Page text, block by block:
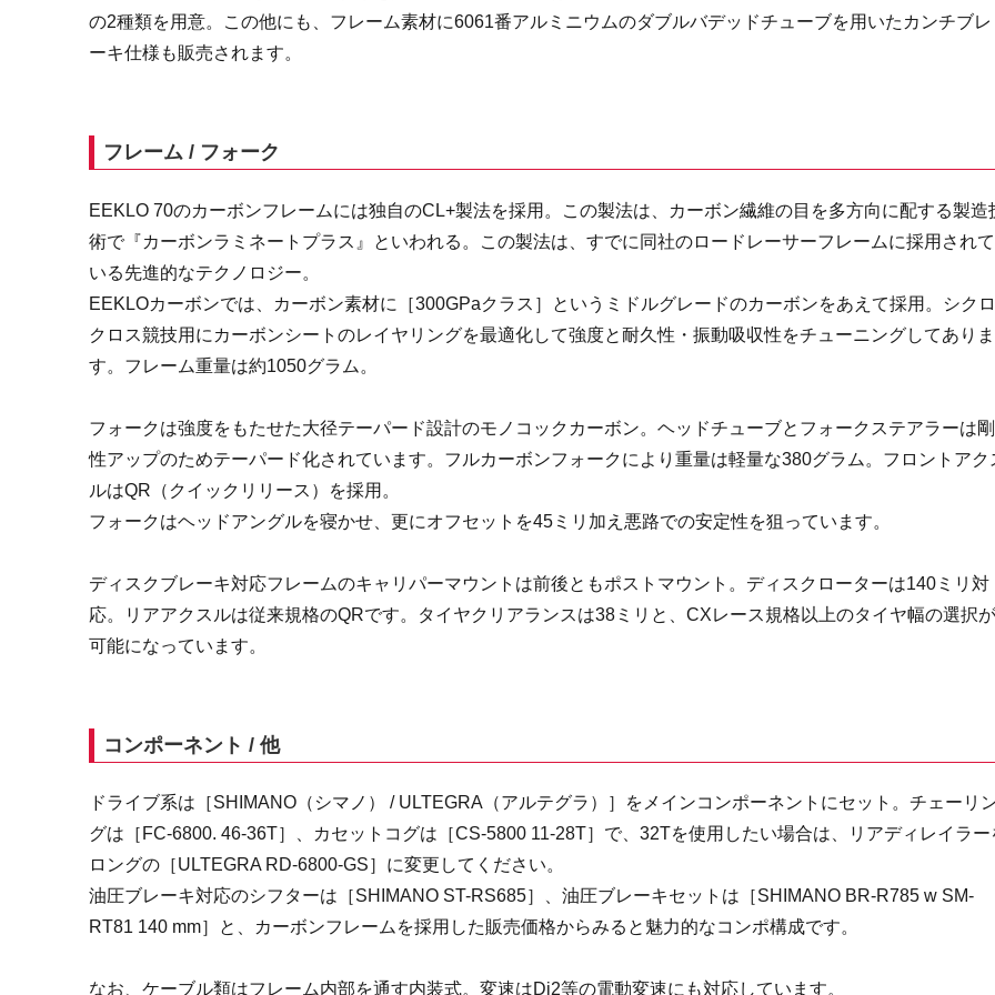
の2種類を用意。この他にも、フレーム素材に6061番アルミニウムのダブルバデッドチューブを用いたカンチブレ
ーキ仕様も販売されます。
フレーム / フォーク
EEKLO 70のカーボンフレームには独自のCL+製法を採用。この製法は、カーボン繊維の目を多方向に配する製造
術で『カーボンラミネートプラス』といわれる。この製法は、すでに同社のロードレーサーフレームに採用されて
いる先進的なテクノロジー。
EEKLOカーボンでは、カーボン素材に［300GPaクラス］というミドルグレードのカーボンをあえて採用。シクロ
クロス競技用にカーボンシートのレイヤリングを最適化して強度と耐久性・振動吸収性をチューニングしてありま
す。フレーム重量は約1050グラム。
フォークは強度をもたせた大径テーパード設計のモノコックカーボン。ヘッドチューブとフォークステアラーは剛
性アップのためテーパード化されています。フルカーボンフォークにより重量は軽量な380グラム。フロントアク
ルはQR（クイックリリース）を採用。
フォークはヘッドアングルを寝かせ、更にオフセットを45ミリ加え悪路での安定性を狙っています。
ディスクブレーキ対応フレームのキャリパーマウントは前後ともポストマウント。ディスクローターは140ミリ対
応。リアアクスルは従来規格のQRです。タイヤクリアランスは38ミリと、CXレース規格以上のタイヤ幅の選択が
可能になっています。
コンポーネント / 他
ドライブ系は［SHIMANO（シマノ） / ULTEGRA（アルテグラ）］をメインコンポーネントにセット。チェーリ
グは［FC-6800. 46-36T］、カセットコグは［CS-5800 11-28T］で、32Tを使用したい場合は、リアディレイラー
ロングの［ULTEGRA RD-6800-GS］に変更してください。
油圧ブレーキ対応のシフターは［SHIMANO ST-RS685］、油圧ブレーキセットは［SHIMANO BR-R785 w SM-
RT81 140 mm］と、カーボンフレームを採用した販売価格からみると魅力的なコンポ構成です。
なお、ケーブル類はフレーム内部を通す内装式。変速はDi2等の電動変速にも対応しています。